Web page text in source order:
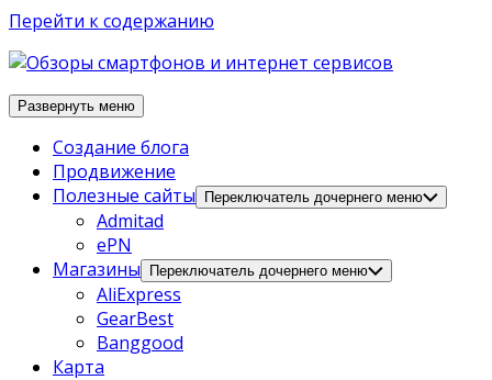
Перейти к содержанию
Развернуть меню
Создание блога
Продвижение
Полезные сайты
Переключатель дочернего меню
Admitad
ePN
Магазины
Переключатель дочернего меню
AliExpress
GearBest
Banggood
Карта